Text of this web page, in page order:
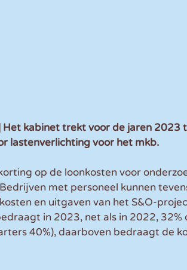
Het kabinet trekt voor de jaren
lastenverlichting voor het mkb.
op de loonkosten voor
met personeel kunnen
en uitgaven van het S&O-
in 2023, net als in 2022,
40%), daarboven bedraagt de